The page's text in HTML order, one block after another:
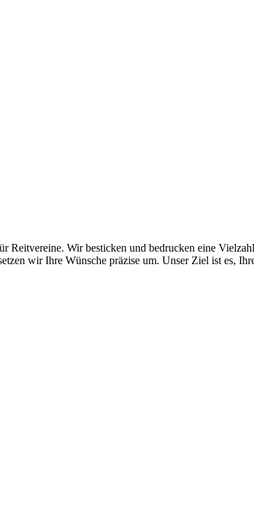
Reitvereine. Wir besticken und bedrucken eine
wir Ihre Wünsche präzise um. Unser Ziel ist es,